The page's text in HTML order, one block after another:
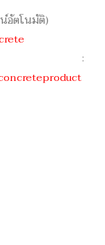
น์อัตโนมัติ)
: